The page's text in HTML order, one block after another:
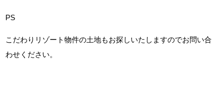
PS
こだわりリゾート物件の土地もお探しいたしますのでお問い合
わせください。